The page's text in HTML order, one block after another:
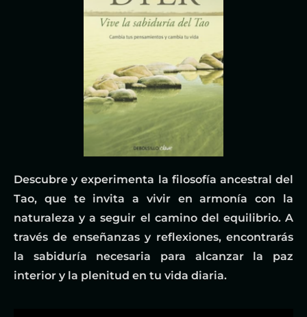
Descubre y experimenta la filosofía ancestral del
Tao, que te invita a vivir en armonía con la
naturaleza y a seguir el camino del equilibrio. A
través de enseñanzas y reflexiones, encontrarás
la sabiduría necesaria para alcanzar la paz
interior y la plenitud en tu vida diaria.